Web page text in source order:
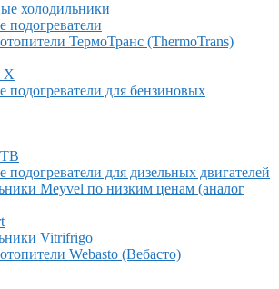
холодильники
подогреватели
ТермоТранс (ThermoTrans)
X
подогреватели для бензиновых
подогреватели для дизельных двигателей
Meyvel по низким ценам (аналог
Vitrifrigo
Webasto (Вебасто)